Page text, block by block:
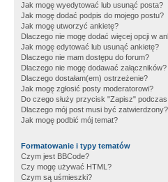
Jak mogę wyedytować lub usunąć posta?
Jak mogę dodać podpis do mojego postu?
Jak mogę utworzyć ankietę?
Dlaczego nie mogę dodać więcej opcji w
Jak mogę edytować lub usunąć ankietę?
Dlaczego nie mam dostępu do forum?
Dlaczego nie mogę dodawać załączników?
Dlaczego dostałam(em) ostrzeżenie?
Jak mogę zgłosić posty moderatorowi?
Do czego służy przycisk "Zapisz"
Dlaczego mój post musi być zatwierdzony?
Jak mogę podbić mój temat?
Formatowanie i typy tematów
Czym jest BBCode?
Czy mogę używać HTML?
Czym są uśmieszki?